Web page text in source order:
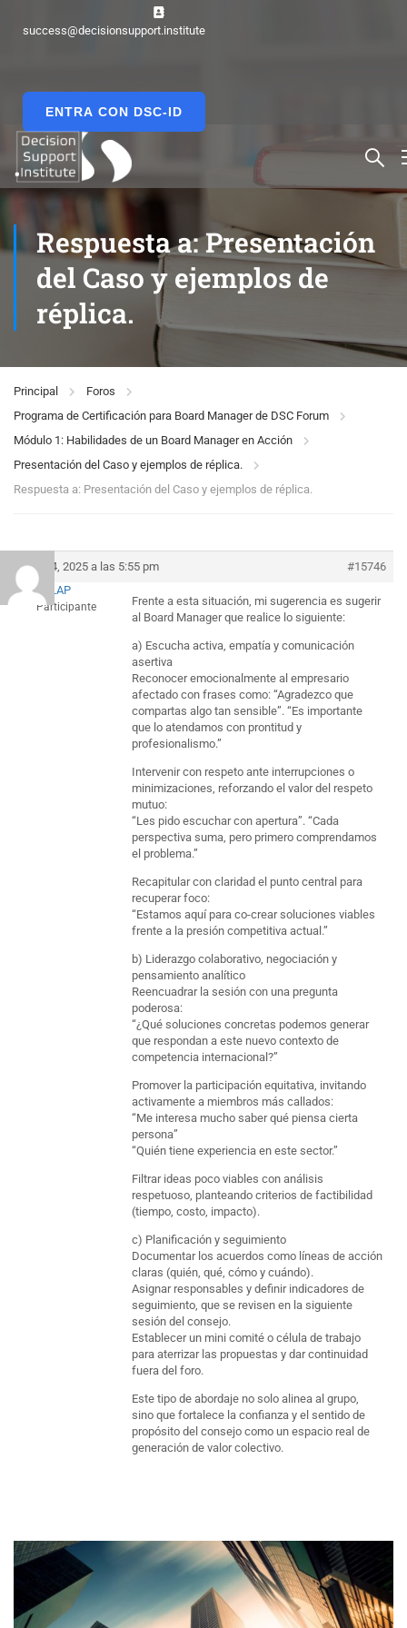
success@decisionsupport.institute
ENTRA CON DSC-ID
Respuesta a: Presentación
del Caso y ejemplos de
réplica.
Principal
Foros
Programa de Certificación para Board Manager de DSC Forum
Módulo 1: Habilidades de un Board Manager en Acción
Presentación del Caso y ejemplos de réplica.
Respuesta a: Presentación del Caso y ejemplos de réplica.
julio 14, 2025 a las 5:55 pm
#15746
LAP
Participante
Frente a esta situación, mi sugerencia es sugerir
al Board Manager que realice lo siguiente:
a) Escucha activa, empatía y comunicación
asertiva
Reconocer emocionalmente al empresario
afectado con frases como: “Agradezco que
compartas algo tan sensible”. “Es importante
que lo atendamos con prontitud y
profesionalismo.”
Intervenir con respeto ante interrupciones o
minimizaciones, reforzando el valor del respeto
mutuo:
“Les pido escuchar con apertura”. “Cada
perspectiva suma, pero primero comprendamos
el problema.”
Recapitular con claridad el punto central para
recuperar foco:
“Estamos aquí para co-crear soluciones viables
frente a la presión competitiva actual.”
b) Liderazgo colaborativo, negociación y
pensamiento analítico
Reencuadrar la sesión con una pregunta
poderosa:
“¿Qué soluciones concretas podemos generar
que respondan a este nuevo contexto de
competencia internacional?”
Promover la participación equitativa, invitando
activamente a miembros más callados:
“Me interesa mucho saber qué piensa cierta
persona”
“Quién tiene experiencia en este sector.”
Filtrar ideas poco viables con análisis
respetuoso, planteando criterios de factibilidad
(tiempo, costo, impacto).
c) Planificación y seguimiento
Documentar los acuerdos como líneas de acción
claras (quién, qué, cómo y cuándo).
Asignar responsables y definir indicadores de
seguimiento, que se revisen en la siguiente
sesión del consejo.
Establecer un mini comité o célula de trabajo
para aterrizar las propuestas y dar continuidad
fuera del foro.
Este tipo de abordaje no solo alinea al grupo,
sino que fortalece la confianza y el sentido de
propósito del consejo como un espacio real de
generación de valor colectivo.